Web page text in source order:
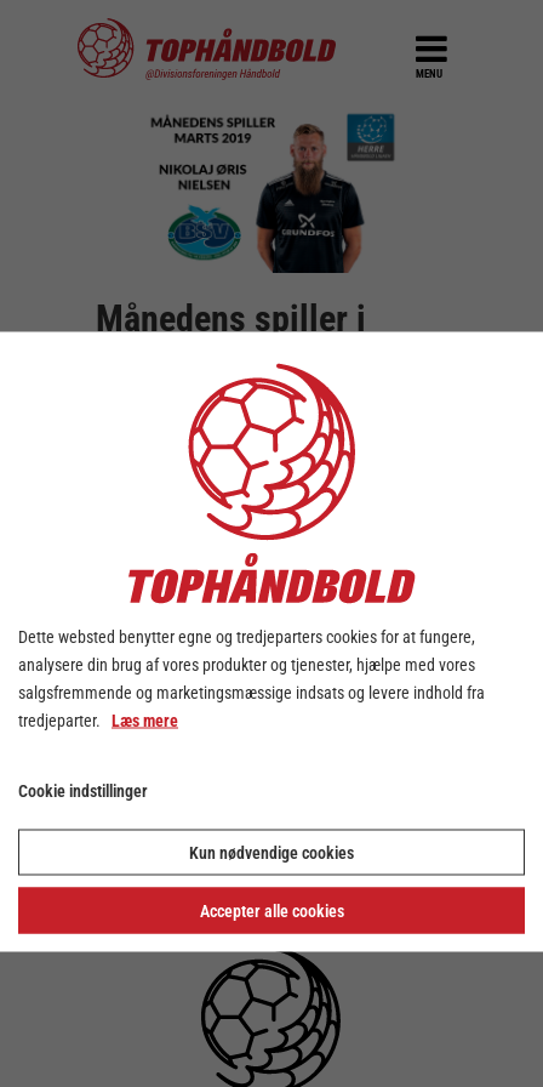
MENU
Månedens spiller i
marts: Nikolaj Øris
Nielsen
VM-guldvinder Nikolaj Øris har haft et par
fantastiske måneder, og den hårdt-skydende
højre back kan nu glæde sig over at være
bedste spiller i Herre Håndbold Ligaen i
marts måned, som han var det tilbage i
oktober.
Øris har over 3 kampe i marts for
Bjerringbro-Silkeborg scoret 20 mål samt
et MEP tal på 15,6 (5,2/kamp).
Stort tillykke til Øris og BSV!
Dette websted benytter egne og tredjeparters cookies for at fungere,
analysere din brug af vores produkter og tjenester, hjælpe med vores
salgsfremmende og marketingsmæssige indsats og levere indhold fra
tredjeparter. Læs mere
Cookie indstillinger
Kun nødvendige cookies
Accepter alle cookies